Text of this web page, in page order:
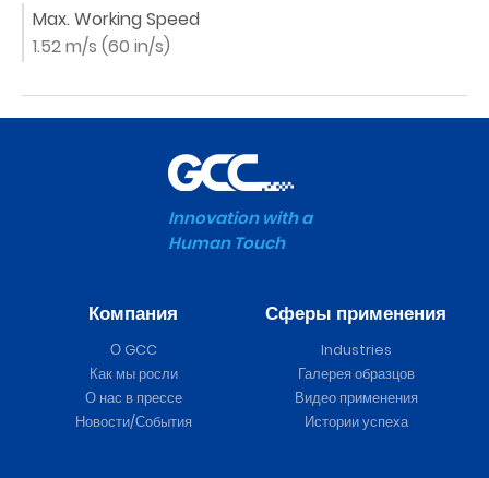
Max. Working Speed
1.52 m/s (60 in/s)
Innovation with a
Human Touch
Компания
О GCC
Как мы росли
О нас в прессе
Новости/События
Сферы применения
Industries
Галерея образцов
Видео применения
Истории успеха